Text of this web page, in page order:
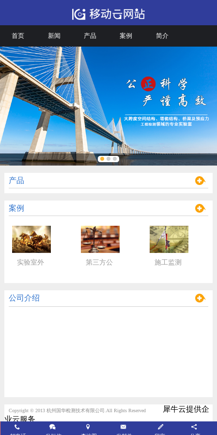
首页 新闻 产品 案例 简介
产品
案例
实验室外
第三方公
施工监测
公司介绍
Copyright © 2013 杭州国华检测技术有限公司.All Rights Reserved
犀牛云提供企
业云服务